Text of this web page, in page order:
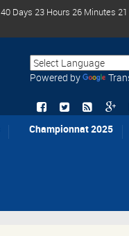
40 Days 23 Hours 26 Minutes
Powered by
Championnat 2025